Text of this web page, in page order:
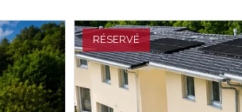
RÉSERVÉ